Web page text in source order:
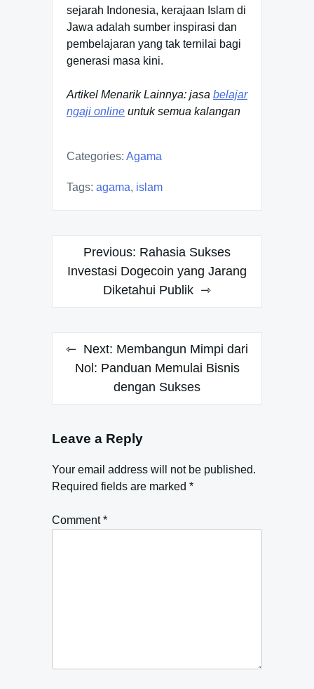
sejarah Indonesia, kerajaan Islam di
Jawa adalah sumber inspirasi dan
pembelajaran yang tak ternilai bagi
generasi masa kini.
Artikel Menarik Lainnya: jasa belajar
ngaji online untuk semua kalangan
Categories: Agama
Tags: agama, islam
Post
navigation
Previous: Rahasia Sukses
Investasi Dogecoin yang Jarang
Diketahui Publik
Next: Membangun Mimpi dari
Nol: Panduan Memulai Bisnis
dengan Sukses
Leave a Reply
Your email address will not be published.
Required fields are marked *
Comment*